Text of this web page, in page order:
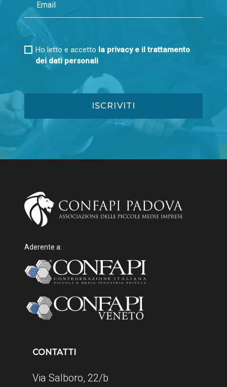
Ho letto e accetto la privacy e il trattamento
dei dati personali
Aderente a:
CONTATTI
Via Salboro, 22/b